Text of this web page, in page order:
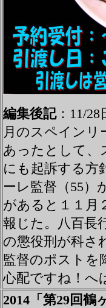
編集後記： 11/
月のスペインリ
あったとして、
にも起訴する
ーレ監督（55）
があると１１月
報じた。八百長
の懲役刑が科さ
監督のポストを
心配ですね！へ
2014「第29回